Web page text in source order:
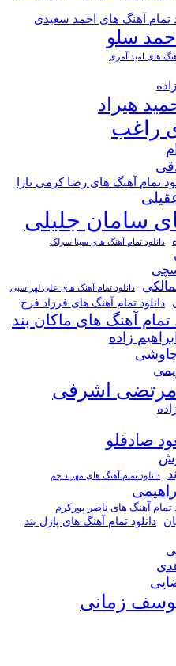
تمام آهنگ های احمد سعیدی
سلو
های امید آمری
هیراد
راغب
تمام آهنگ های رضا کرمی تارا
سامان جلیلی
دانلود تمام آهنگ های سینا سرلک
دانلود تمام آهنگ های علی لهراسبی
دانلود تمام آهنگ های فرزاد فرخ
تمام آهنگ های ماکان بند
زاده
مرتضی اشرفی
صادقلو
دانلود تمام آهنگ های مهراد جم
تمام آهنگ های ناصر پورکرم
دانلود تمام آهنگ های پازل بند
یوسف زمانی